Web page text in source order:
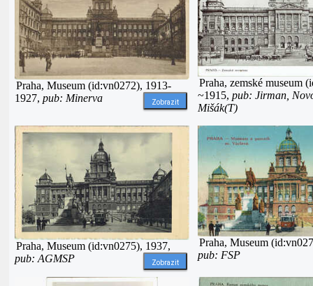
Praha, Museum (id:vn0272), 1913-
1927, pub: Minerva Zobrazit
Praha, zemské museum
~1915, pub: Jirman,
Mišák(T)
Praha, Museum (id:vn0275), 1937,
pub: AGMSP
Zobrazit
Praha, Museum
pub: FSP